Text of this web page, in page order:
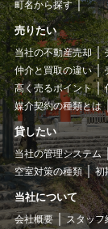
町名から探す
売りたい
当社の不動産売却
仲介と買取の違い
高く売るポイント
媒介契約の種類とは
貸したい
当社の管理システム
空室対策の種類
初
当社について
会社概要 スタッフ